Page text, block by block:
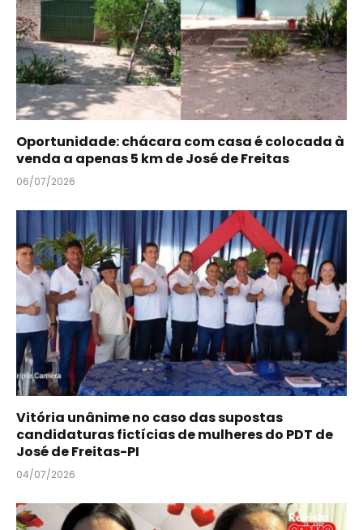
Oportunidade: chácara com casa é colocada à
venda a apenas 5 km de José de Freitas
06/07/2026
Vitória unânime no caso das supostas
candidaturas fictícias de mulheres do PDT de
José de Freitas-PI
04/07/2026